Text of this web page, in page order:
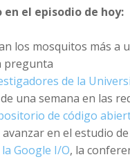
el episodio de hoy:
los mosquitos más a
pregunta
de la
una semana en las
de código
en el estudio
Google I/O, la